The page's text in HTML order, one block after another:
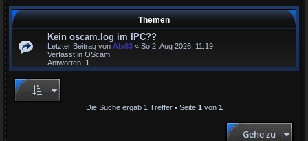
Themen
Kein oscam.log im IPC??
Letzter Beitrag von Alx83 « So 2. Aug 2026, 11:19
Verfasst in OScam
Antworten: 1
Die Suche ergab 1 Treffer • Seite 1 von 1
Gehe zu